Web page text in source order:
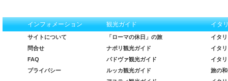
インフォメーション 観光ガイド イタ
サイトについて
問合せ
FAQ
プライバシー
「ローマの休日」の旅
ナポリ観光ガイド
パドヴァ観光ガイド
ルッカ観光ガイド
イタ
イタ
イタ
旅の